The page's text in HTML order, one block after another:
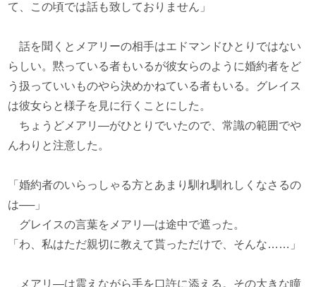
て、この頃では話も致しておりません」
話を聞くとメアリーの相手はエドマンドひとりではない
らしい。黙っている者もいるが彼女らのように婚約者をど
う扱っていいものやら決めかねている者もいる。グレイス
は彼女らと様子を見に行くことにした。
ちょうどメアリ―がひとりでいたので、常識の範囲でや
んわりと注意した。
「婚約者のいらっしゃる方とあまり馴れ馴れしくなさるの
は──」
グレイスの言葉をメアリ―は途中で遮った。
「わ、私はただ親切に教えて貰っただけで、そんな……」
メアリ―は震えながら手を口許に添える。その大きな瞳